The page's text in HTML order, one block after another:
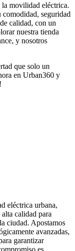
la movilidad eléctrica.
seguridad
calidad, con un
nuestra tienda
y nosotros
que solo un
en Urban360 y
eléctrica urbana,
calidad para
ciudad. Apostamos
avanzadas,
garantizar